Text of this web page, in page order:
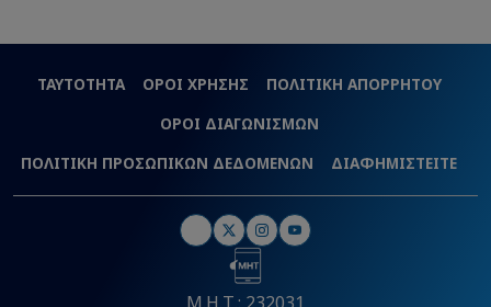
ΤΑΥΤΟΤΗΤΑ ΟΡΟΙ ΧΡΗΣΗΣ
ΠΟΛΙΤΙΚΗ ΑΠΟΡΡΗΤΟΥ
ΟΡΟΙ ΔΙΑΓΩΝΙΣΜΩΝ
ΠΟΛΙΤΙΚΗ ΠΡΟΣΩΠΙΚΩΝ ΔΕΔΟΜΕΝΩΝ
ΔΙΑΦΗΜΙΣΤΕΙΤΕ